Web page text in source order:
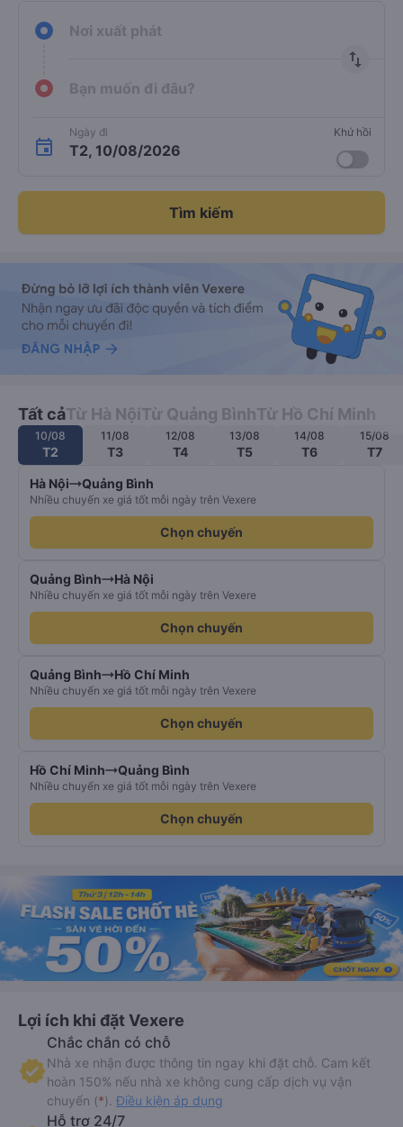
Nơi xuất phát
import_export
Bạn muốn đi đâu?
Ngày đi
T2, 10/08/2026
Khứ hồi
Tìm kiếm
Tất cảTừ Hà NộiTừ Quảng BìnhTừ Hồ Chí Minh
10/08
T2
11/08
T3
12/08
T4
13/08
T5
14/08
T6
15/08
T7
Hà Nội Quảng Bình
Nhiều chuyến xe giá tốt mỗi ngày trên Vexere
Chọn chuyến
Quảng Bình Hà Nội
Nhiều chuyến xe giá tốt mỗi ngày trên Vexere
Chọn chuyến
Quảng Bình Hồ Chí Minh
Nhiều chuyến xe giá tốt mỗi ngày trên Vexere
Chọn chuyến
Hồ Chí Minh Quảng Bình
Nhiều chuyến xe giá tốt mỗi ngày trên Vexere
Chọn chuyến
Lợi ích khi đặt Vexere
Chắc chắn có chỗ
Nhà xe nhận được thông tin ngay khi đặt chỗ. Cam kết
hoàn 150% nếu nhà xe không cung cấp dịch vụ vận
chuyển (*). Điều kiện áp dụng
Hỗ trợ 24/7